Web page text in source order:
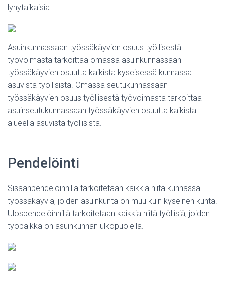
lyhytaikaisia.
Asuinkunnassaan työssäkäyvien osuus työllisestä
työvoimasta tarkoittaa omassa asuinkunnassaan
työssäkäyvien osuutta kaikista kyseisessä kunnassa
asuvista työllisistä. Omassa seutukunnassaan
työssäkäyvien osuus työllisestä työvoimasta tarkoittaa
asuinseutukunnassaan työssäkäyvien osuutta kaikista
alueella asuvista työllisistä.
Pendelöinti
Sisäänpendelöinnillä tarkoitetaan kaikkia niitä kunnassa
työssäkäyviä, joiden asuinkunta on muu kuin kyseinen kunta.
Ulospendelöinnillä tarkoitetaan kaikkia niitä työllisiä, joiden
työpaikka on asuinkunnan ulkopuolella.